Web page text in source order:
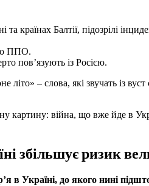
країнах Балтії, підозрілі
ППО.
пов’язують із Росією.
– слова, які звучать із вуст
картину: війна, що вже йде в
збільшує ризик
в Україні, до якого нині